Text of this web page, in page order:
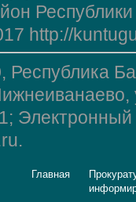
http://
Республика
Электронный
Главная